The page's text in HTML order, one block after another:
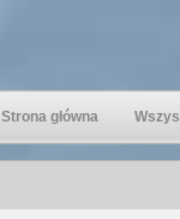
Strona główna